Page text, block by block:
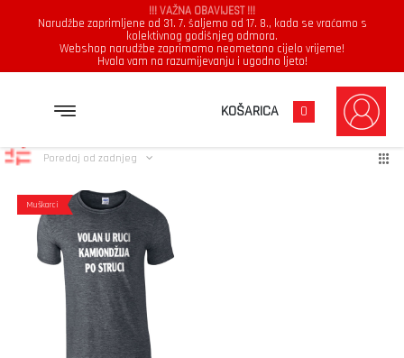
!!! VAŽNA OBAVIJEST !!!
Narudžbe zaprimljene od 31. 7. šaljemo od 17. 8., kada se vraćamo s
kolektivnog godišnjeg odmora.
Webshop narudžbe zaprimamo neometano cijelo vrijeme!
Hvala vam na razumijevanju i ugodno ljeto!
KOŠARICA 0
kamiondžija Prikazuje se jedan rezultat
Poredaj od zadnjeg
Muškarci